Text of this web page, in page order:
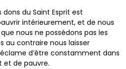
dons du Saint Esprit est
intérieurement, et de nous
nous ne possédons pas les
au contraire nous laisser
d’être constamment dans
et de pauvre.